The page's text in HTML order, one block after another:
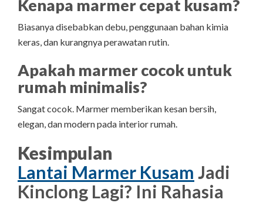
Kenapa marmer cepat kusam?
Biasanya disebabkan debu, penggunaan bahan kimia
keras, dan kurangnya perawatan rutin.
Apakah marmer cocok untuk
rumah minimalis?
Sangat cocok. Marmer memberikan kesan bersih,
elegan, dan modern pada interior rumah.
Kesimpulan
Lantai Marmer Kusam Jadi
Kinclong Lagi? Ini Rahasia